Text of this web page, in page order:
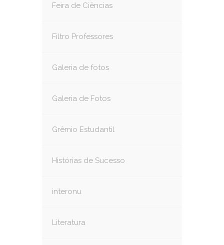
Feira de Ciências
Filtro Professores
Galeria de fotos
Galeria de Fotos
Grêmio Estudantil
Histórias de Sucesso
interonu
Literatura